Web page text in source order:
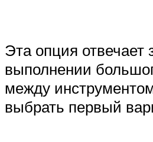
Эта опция отвечает
выполнении
между
выбрать первый